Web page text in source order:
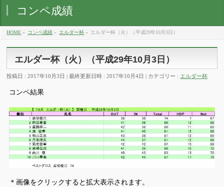
コンペ成績
HOME » コンペ成績 » エルダー杯 » エルダー杯（火）（平成29年10月3日）
エルダー杯（火）（平成29年10月3日）
投稿日 : 2017年10月3日 最終更新日時 : 2017年10月4日 カテゴリー : エルダー杯
コンペ結果
＊画像をクリックすると拡大表示されます。